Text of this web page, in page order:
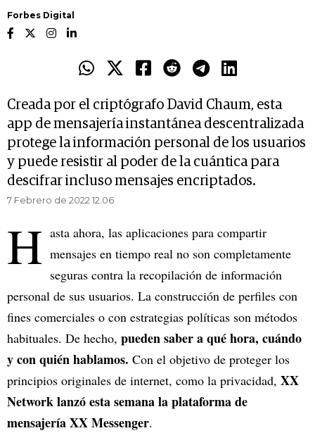
Forbes Digital
Creada por el criptógrafo David Chaum, esta
app de mensajería instantánea descentralizada
protege la información personal de los usuarios
y puede resistir al poder de la cuántica para
descifrar incluso mensajes encriptados.
7 Febrero de 2022 12.06
H asta ahora, las aplicaciones para compartir
mensajes en tiempo real no son completamente
seguras contra la recopilación de información
personal de sus usuarios. La construcción de perfiles con
fines comerciales o con estrategias políticas son métodos
habituales. De hecho, pueden saber a qué hora, cuándo
y con quién hablamos. Con el objetivo de proteger los
principios originales de internet, como la privacidad, XX
Network lanzó esta semana la plataforma de
mensajería XX Messenger.